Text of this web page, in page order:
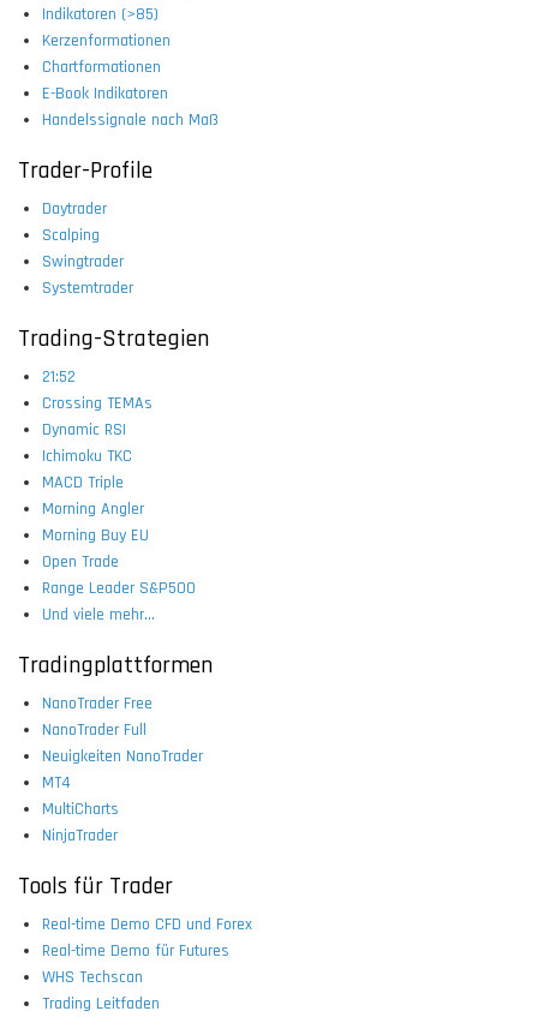
Indikatoren (>85)
Kerzenformationen
Chartformationen
E-Book Indikatoren
Handelssignale nach Maß
Trader-Profile
Daytrader
Scalping
Swingtrader
Systemtrader
Trading-Strategien
21:52
Crossing TEMAs
Dynamic RSI
Ichimoku TKC
MACD Triple
Morning Angler
Morning Buy EU
Open Trade
Range Leader S&P500
Und viele mehr...
Tradingplattformen
NanoTrader Free
NanoTrader Full
Neuigkeiten NanoTrader
MT4
MultiCharts
NinjaTrader
Tools für Trader
Real-time Demo CFD und Forex
Real-time Demo für Futures
WHS Techscan
Trading Leitfaden